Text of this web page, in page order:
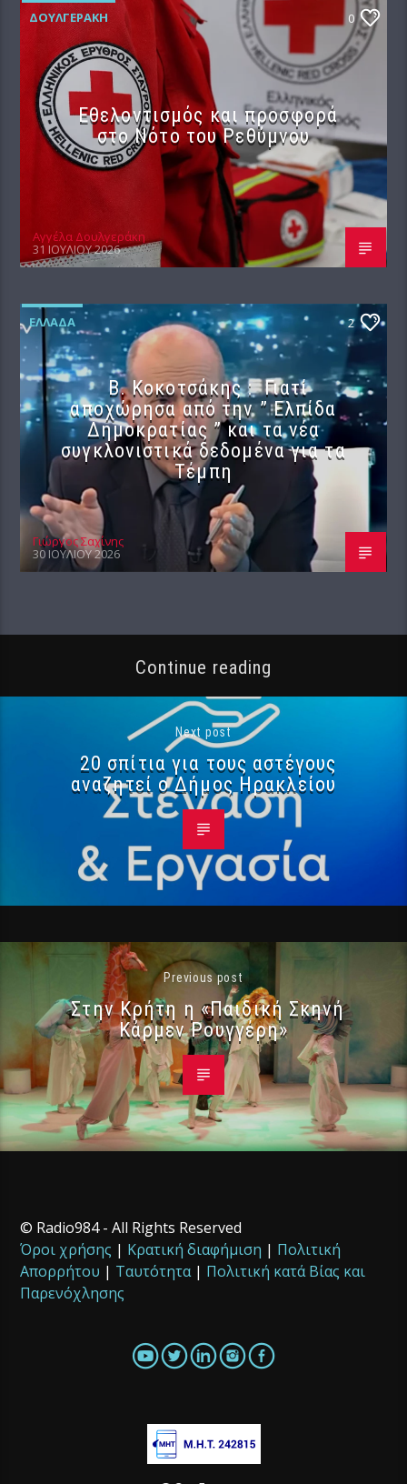
ΔΟΥΛΓΕΡΆΚΗ 0
Εθελοντισμός και προσφορά
στο Νότο του Ρεθύμνου
Αγγέλα Δουλγεράκη
31 ΙΟΥΛΊΟΥ 2026
ΕΛΛΆΔΑ 2
Β. Κοκοτσάκης : Γιατί
αποχώρησα από την ” Ελπίδα
Δημοκρατίας ” και τα νέα
συγκλονιστικά δεδομένα για τα
Τέμπη
Γιώργος Σαχίνης
30 ΙΟΥΛΊΟΥ 2026
Continue reading
Next post
20 σπίτια για τους αστέγους
αναζητεί ο Δήμος Ηρακλείου
Previous post
Στην Κρήτη η «Παιδική Σκηνή
Κάρμεν Ρουγγέρη»
© Radio984 - All Rights Reserved
Όροι χρήσης | Κρατική διαφήμιση | Πολιτική
Απορρήτου | Ταυτότητα| Πολιτική κατά Βίας και
Παρενόχλησης